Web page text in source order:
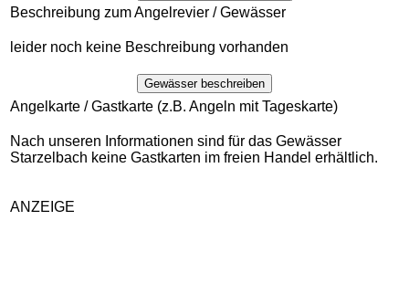
Beschreibung zum Angelrevier / Gewässer
leider noch keine Beschreibung vorhanden
Gewässer beschreiben
Angelkarte / Gastkarte (z.B. Angeln mit Tageskarte)
Nach unseren Informationen sind für das Gewässer
Starzelbach keine Gastkarten im freien Handel erhältlich.
ANZEIGE